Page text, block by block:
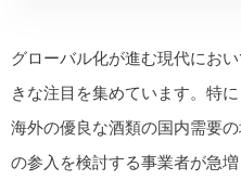
グローバル化が進む現代にお
きな注目を集めています。特
海外の優良な酒類の国内需要
の参入を検討する事業者が急増